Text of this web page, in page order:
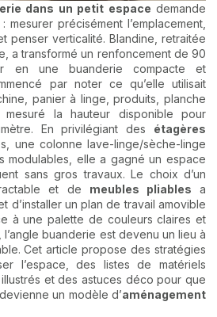
dans un petit espace demande
mesurer précisément l’emplacement,
penser verticalité. Blandine, retraitée
a transformé un renfoncement de 90
en une buanderie compacte et
par noter ce qu’elle utilisait
panier à linge, produits, planche
la hauteur disponible pour
En privilégiant des étagères
une colonne lave-linge/sèche-linge
modulables, elle a gagné un espace
sans gros travaux. Le choix d’un
et de meubles pliables a
d’installer un plan de travail amovible
à une palette de couleurs claires et
buanderie est devenu un lieu à
Cet article propose des stratégies
l’espace, des listes de matériels
et des astuces déco pour que
un modèle d’aménagement